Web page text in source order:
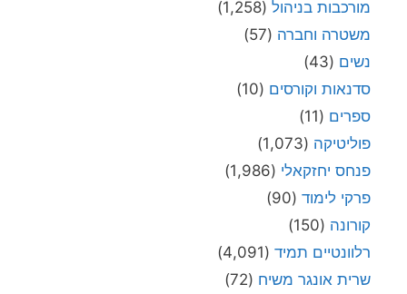
מורכבות בניהול (1,258)
משטרה וחברה (57)
נשים (43)
סדנאות וקורסים (10)
ספרים (11)
פוליטיקה (1,073)
פנחס יחזקאלי (1,986)
פרקי לימוד (90)
קורונה (150)
רלוונטיים תמיד (4,091)
שרית אונגר משיח (72)